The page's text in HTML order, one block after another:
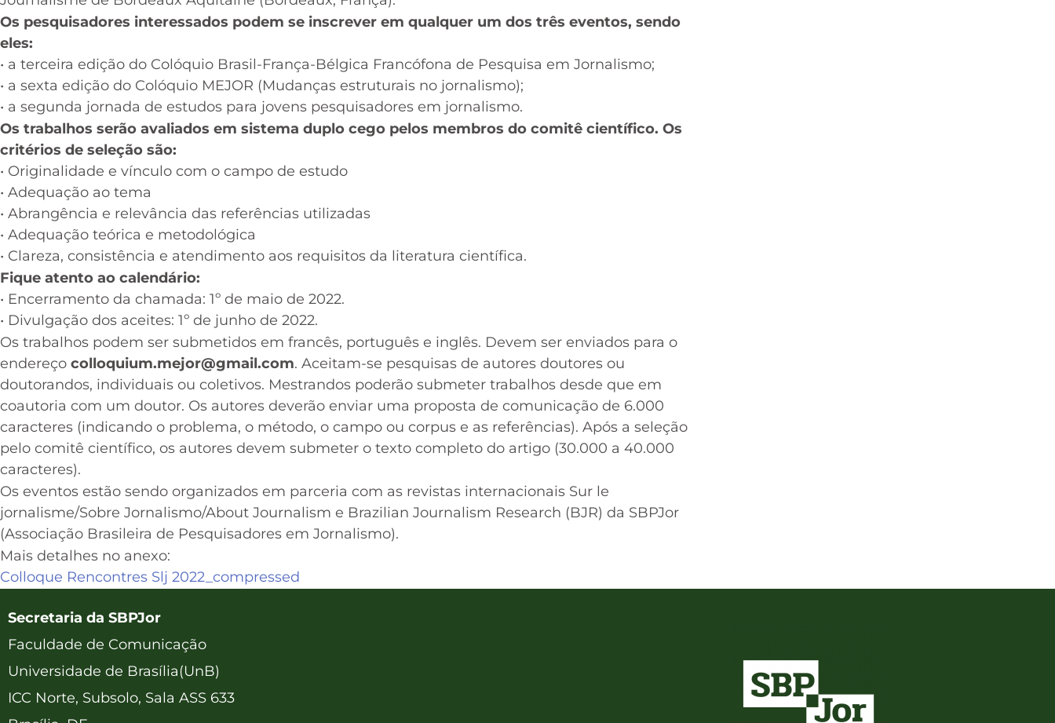
Os pesquisadores interessados podem se inscrever em qualquer um dos três eventos, sendo
eles:
• a terceira edição do Colóquio Brasil-França-Bélgica Francófona de Pesquisa em Jornalismo;
• a sexta edição do Colóquio MEJOR (Mudanças estruturais no jornalismo);
• a segunda jornada de estudos para jovens pesquisadores em jornalismo.
Os trabalhos serão avaliados em sistema duplo cego pelos membros do comitê científico. Os
critérios de seleção são:
• Originalidade e vínculo com o campo de estudo
• Adequação ao tema
• Abrangência e relevância das referências utilizadas
• Adequação teórica e metodológica
• Clareza, consistência e atendimento aos requisitos da literatura científica.
Fique atento ao calendário:
• Encerramento da chamada: 1º de maio de 2022.
• Divulgação dos aceites: 1º de junho de 2022.
Os trabalhos podem ser submetidos em francês, português e inglês. Devem ser enviados para o
endereço colloquium.mejor@gmail.com. Aceitam-se pesquisas de autores doutores ou
doutorandos, individuais ou coletivos. Mestrandos poderão submeter trabalhos desde que em
coautoria com um doutor. Os autores deverão enviar uma proposta de comunicação de 6.000
caracteres (indicando o problema, o método, o campo ou corpus e as referências). Após a seleção
pelo comitê científico, os autores devem submeter o texto completo do artigo (30.000 a 40.000
caracteres).
Os eventos estão sendo organizados em parceria com as revistas internacionais Sur le
jornalisme/Sobre Jornalismo/About Journalism e Brazilian Journalism Research (BJR) da SBPJor
(Associação Brasileira de Pesquisadores em Jornalismo).
Mais detalhes no anexo:
Colloque Rencontres Slj 2022_compressed
Secretaria da SBPJor
Faculdade de Comunicação
Universidade de Brasília(UnB)
ICC Norte, Subsolo, Sala ASS 633